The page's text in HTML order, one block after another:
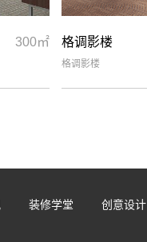
300㎡ 格调影楼
格调影楼
装修学堂 创意设计